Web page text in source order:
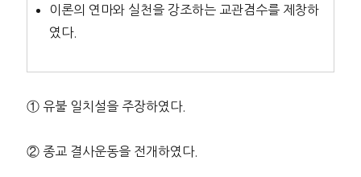
이론의 연마와 실천을 강조하는 교관겸수를 제창하
였다.
① 유불 일치설을 주장하였다.
② 종교 결사운동을 전개하였다.